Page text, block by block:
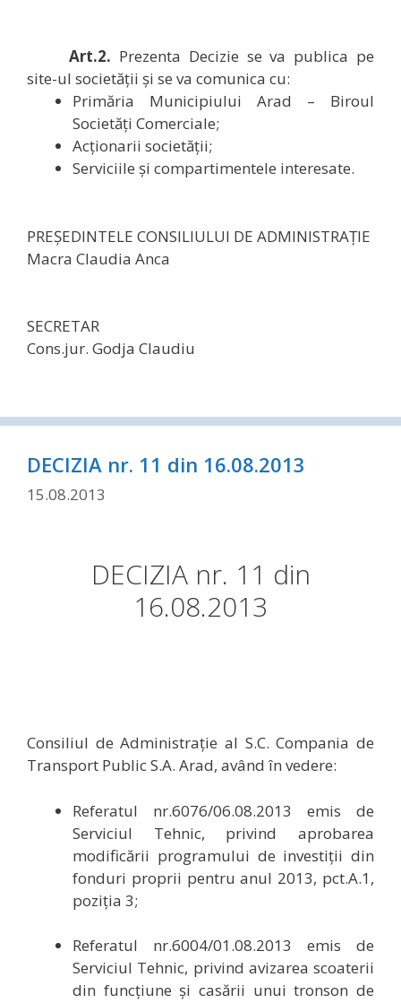
Art.2. Prezenta Decizie se va publica pe
site-ul societății și se va comunica cu:
Primăria Municipiului Arad – Biroul
Societăți Comerciale;
Acționarii societății;
Serviciile și compartimentele interesate.
PREŞEDINTELE CONSILIULUI DE ADMINISTRAŢIE
Macra Claudia Anca
SECRETAR
Cons.jur. Godja Claudiu
DECIZIA nr. 11 din 16.08.2013
15.08.2013
DECIZIA nr. 11 din
16.08.2013
Consiliul de Administraţie al S.C. Compania de
Transport Public S.A. Arad, având în vedere:
Referatul nr.6076/06.08.2013 emis de
Serviciul Tehnic, privind aprobarea
modificării programului de investiții din
fonduri proprii pentru anul 2013, pct.A.1,
poziția 3;
Referatul nr.6004/01.08.2013 emis de
Serviciul Tehnic, privind avizarea scoaterii
din funcțiune și casării unui tronson de